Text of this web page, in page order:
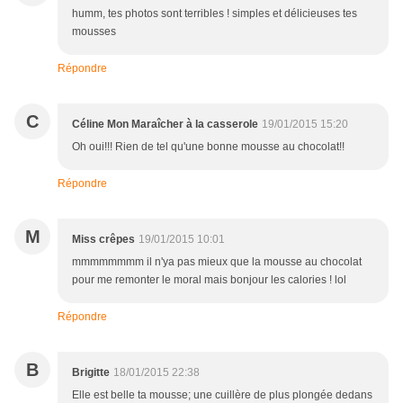
humm, tes photos sont terribles ! simples et délicieuses tes
mousses
Répondre
C Céline Mon Maraîcher à la casserole 19/01/2015 15:20
Oh oui!!! Rien de tel qu'une bonne mousse au chocolat!!
Répondre
M Miss crêpes 19/01/2015 10:01
mmmmmmmm il n'ya pas mieux que la mousse au chocolat
pour me remonter le moral mais bonjour les calories ! lol
Répondre
B Brigitte 18/01/2015 22:38
Elle est belle ta mousse; une cuillère de plus plongée dedans